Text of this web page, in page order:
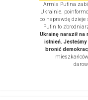
Armia Putina
Ukrainie.
co naprawdę
Putin to
Ukrainę naraził
istnień.
bronić